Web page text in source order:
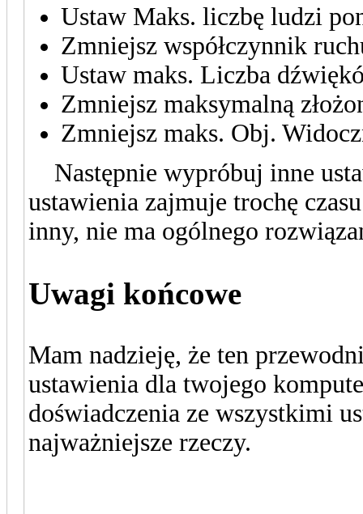
Ustaw Maks. liczbę ludzi
Zmniejsz współczynnik
Ustaw maks. Liczba
Zmniejsz maksymalną
Zmniejsz maks. Obj.
Następnie wypróbuj inne
ustawienia zajmuje trochę
inny, nie ma ogólnego
Uwagi końcowe
Mam nadzieję, że ten
ustawienia dla twojego
doświadczenia ze wszystkimi
najważniejsze rzeczy.